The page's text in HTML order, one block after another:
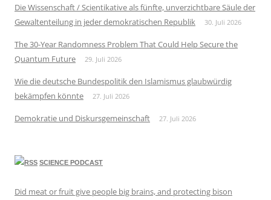
Die Wissenschaft / Scientikative als fünfte, unverzichtbare Säule der
Gewaltenteilung in jeder demokratischen Republik
30. Juli 2026
The 30-Year Randomness Problem That Could Help Secure the
Quantum Future
29. Juli 2026
Wie die deutsche Bundespolitik den Islamismus glaubwürdig
bekämpfen könnte
27. Juli 2026
Demokratie und Diskursgemeinschaft 27. Juli 2026
SCIENCE PODCAST
Did meat or fruit give people big brains, and protecting bison